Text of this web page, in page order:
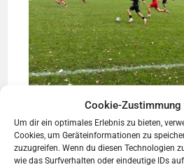
Cookie-Zustimmung
Um dir ein optimales Erlebnis zu bieten,
Cookies, um Geräteinformationen zu
zuzugreifen. Wenn du diesen Technologien
wie das Surfverhalten oder eindeutige IDs
DAS KÖNNTE DIR AUCH